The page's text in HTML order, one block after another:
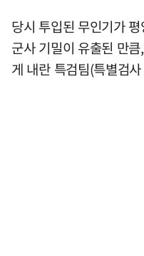
당시 투입된 무인기가
군사 기밀이 유출된 만
게 내란 특검팀(특별검